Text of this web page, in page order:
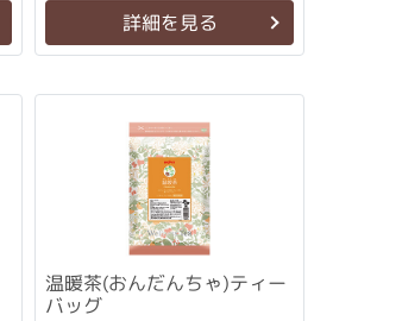
詳細を見る
温暖茶(おんだんちゃ)ティー
バッグ